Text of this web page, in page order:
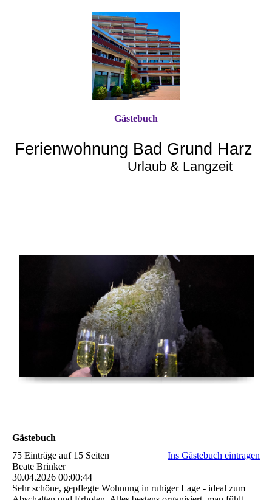
Ferienwohnung Bad Grund Harz
Urlaub & Langzeit
Gästebuch
Gästebuch
75 Einträge auf 15 Seiten
Ins Gästebuch eintragen
Beate Brinker
30.04.2026 00:00:44
Sehr schöne, gepflegte Wohnung in ruhiger Lage - ideal zum